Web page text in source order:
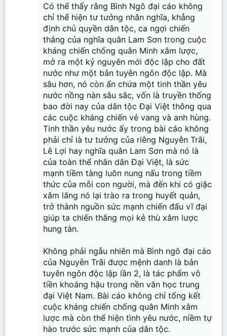
Có thể thấy rằng Bình Ngô đại cáo không
chỉ thể hiện tư tưởng nhân nghĩa, khẳng
định chủ quyền dân tộc, ca ngợi chiến
thắng của nghĩa quân Lam Sơn trong cuộc
kháng chiến chống quân Minh xâm lược,
mở ra một kỷ nguyên mới độc lập cho đất
nước như một bản tuyên ngôn độc lập. Mà
sâu hơn, nó còn ẩn chứa một tinh thần yêu
nước nồng nàn sâu sắc, vốn là truyền thống
bao đời nay của dân tộc Đại Việt thông qua
các cuộc kháng chiến vẻ vang và anh hùng.
Tinh thần yêu nước ấy trong bài cáo không
phải chỉ là tư tưởng của riêng Nguyễn Trãi,
Lê Lợi hay nghĩa quân Lam Sơn mà nó là
của toàn thể nhân dân Đại Việt, là sức
mạnh tiềm tàng luôn nung nấu trong tiềm
thức của mỗi con người, mà đến khi có giặc
xâm lăng nó lại trào ra trong huyết quản,
trở thành nguồn sức mạnh chiến đấu vĩ đại
giúp ta chiến thắng mọi kẻ thù xâm lược
hung tàn.
Không phải ngẫu nhiên mà Bình ngô đại cáo
của Nguyễn Trãi được mệnh danh là bản
tuyên ngôn độc lập lần 2, là tác phẩm vô
tiền khoáng hậu trong nền văn học trung
đại Việt Nam. Bài cáo không chỉ tổng kết
cuộc kháng chiến chống quân Minh xâm
lược mà còn thể hiện tình yêu nước, niềm tự
hào trước sức mạnh của dân tộc.